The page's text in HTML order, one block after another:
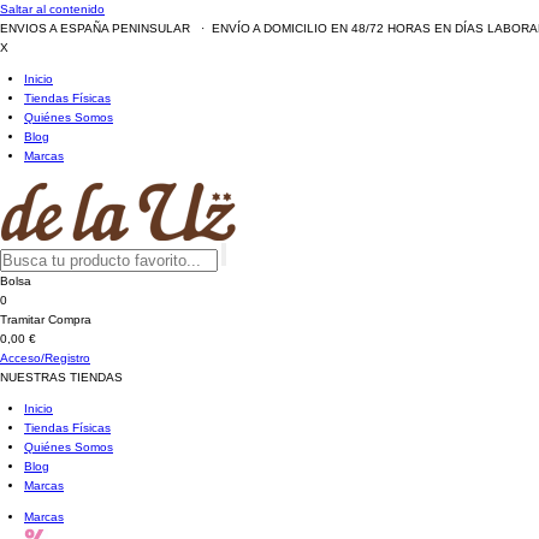
Saltar al contenido
ENVIOS A ESPAÑA PENINSULAR · ENVÍO A DOMICILIO EN 48/72 HORAS EN DÍAS
X
Inicio
Tiendas Físicas
Quiénes Somos
Blog
Marcas
Bolsa
0
Tramitar Compra
0,00 €
Acceso/Registro
NUESTRAS TIENDAS
Inicio
Tiendas Físicas
Quiénes Somos
Blog
Marcas
Marcas